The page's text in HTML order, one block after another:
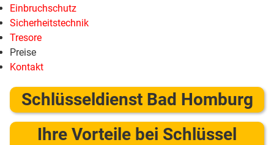
Einbruchschutz
Sicherheitstechnik
Tresore
Preise
Kontakt
Schlüsseldienst Bad Homburg
Ihre Vorteile bei Schlüssel